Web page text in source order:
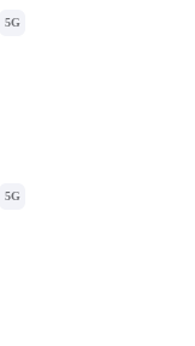
5G
5G